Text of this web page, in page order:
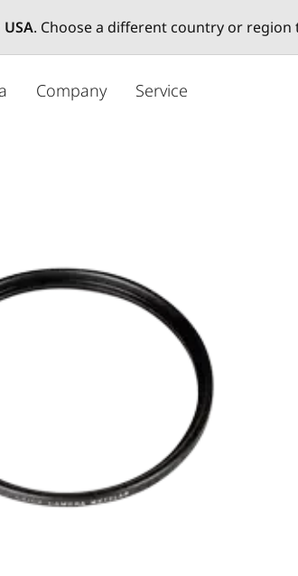
USA. Choose a different country or
Company Service